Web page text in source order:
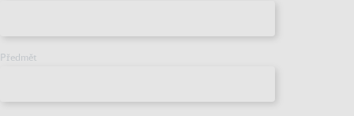
Předmět